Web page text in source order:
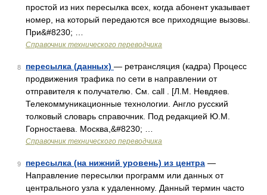
простой из них пересылка всех, когда абонент указывает
номер, на который передаются все приходящие вызовы.
При&#8230; …
Справочник технического переводчика
8 пересылка (данных) — ретрансляция (кадра) Процесс
продвижения трафика по сети в направлении от
отправителя к получателю. См. call . [Л.М. Невдяев.
Телекоммуникационные технологии. Англо русский
толковый словарь справочник. Под редакцией Ю.М.
Горностаева. Москва,&#8230; …
Справочник технического переводчика
9 пересылка (на нижний уровень) из центра —
Направление пересылки программ или данных от
центрального узла к удаленному. Данный термин часто